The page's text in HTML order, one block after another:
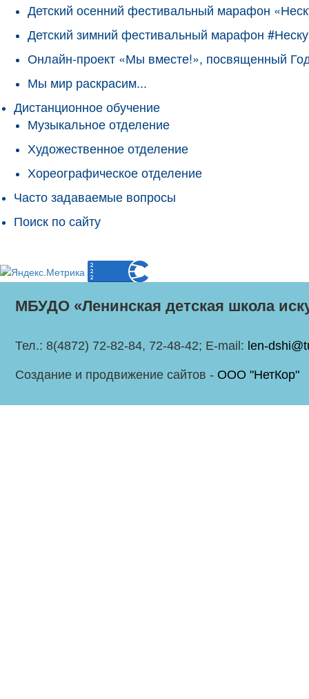
Детский осенний фестивальный марафон
Детский зимний фестивальный марафон
Онлайн-проект «Мы вместе!», посвященный
Мы мир раскрасим...
Дистанционное обучение
Музыкальное отделение
Художественное отделение
Хореографическое отделение
Часто задаваемые вопросы
Поиск по сайту
МБУДО «Ленинская детская школа
Тел.: 8(4872) 72-82-84, 72-48-42; E-mail: len-
Создание и продвижение сайтов - ООО "НетКор"